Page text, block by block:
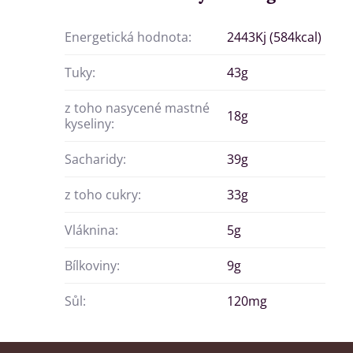
Energetická hodnota: 2443Kj (584kcal)
Tuky: 43g
z toho nasycené mastné
kyseliny:
18g
Sacharidy: 39g
z toho cukry: 33g
Vláknina: 5g
Bílkoviny: 9g
Sůl: 120mg